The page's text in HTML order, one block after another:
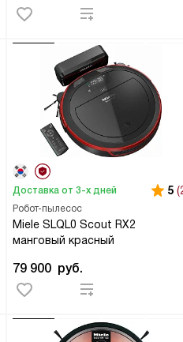
Робот-пылесос
Miele SLQL0 Scout RX2
манговый красный
Доставка от 3-х дней 5
79 900 руб.